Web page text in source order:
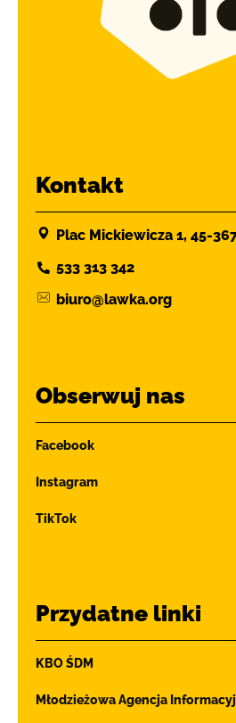
Kontakt
Plac Mickiewicza 1, 45-
533 313 342
biuro@lawka.org
Obserwuj nas
Facebook
Instagram
TikTok
Przydatne linki
KBO ŚDM
Młodzieżowa Agencja